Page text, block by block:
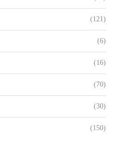
(121)
(6)
(16)
(70)
(30)
(150)